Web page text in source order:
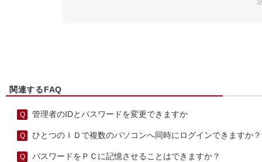
関連するFAQ
管理者のIDとパスワードを変更できますか
ひとつのＩＤで複数のパソコンへ同時にログインできますか？
パスワードをＰＣに記憶させることはできますか？